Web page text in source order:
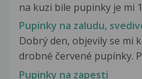
na kuzi bile pupinky je mi
Pupinky na zaludu,
Dobrý den, objevily se mi
drobné červené pupínky.
Pupinky na zapesti